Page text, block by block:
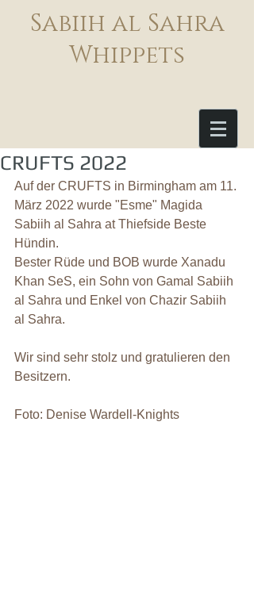
Sabiih al Sahra
Whippets
CRUFTS 2022
Auf der CRUFTS in Birmingham am 11.
März 2022 wurde "Esme" Magida
Sabiih al Sahra at Thiefside Beste
Hündin.
Bester Rüde und BOB wurde Xanadu
Khan SeS, ein Sohn von Gamal Sabiih
al Sahra und Enkel von Chazir Sabiih
al Sahra.
Wir sind sehr stolz und gratulieren den
Besitzern.
Foto: Denise Wardell-Knights